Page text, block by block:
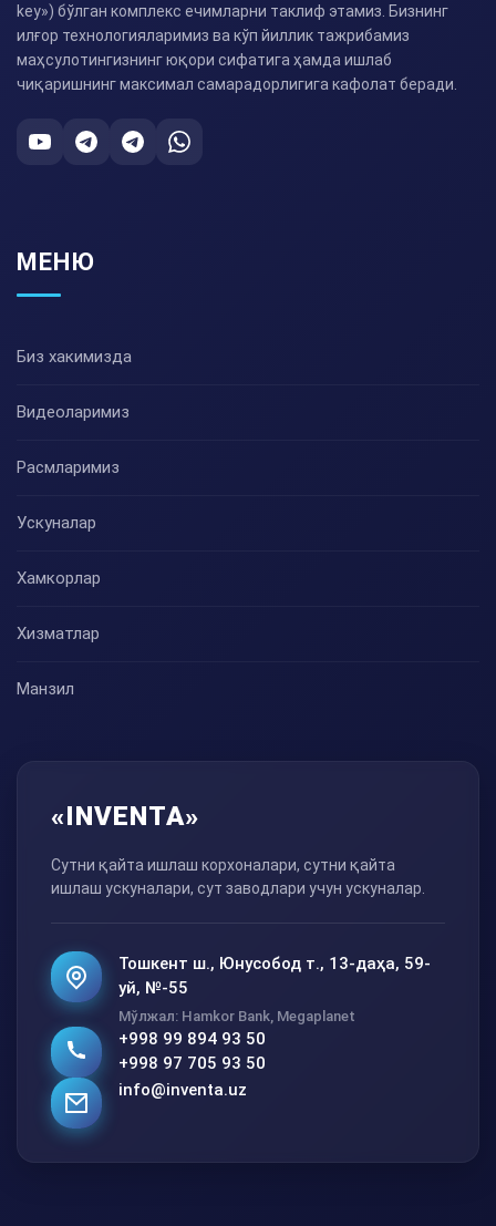
key») бўлган комплекс ечимларни таклиф этамиз. Бизнинг
илғор технологияларимиз ва кўп йиллик тажрибамиз
маҳсулотингизнинг юқори сифатига ҳамда ишлаб
чиқаришнинг максимал самарадорлигига кафолат беради.
МЕНЮ
Биз хакимизда
Видеоларимиз
Расмларимиз
Ускуналар
Хамкорлар
Хизматлар
Манзил
«INVENTA»
Сутни қайта ишлаш корхоналари, сутни қайта
ишлаш ускуналари, сут заводлари учун ускуналар.
Тошкент ш., Юнусобод т., 13-даҳа, 59-
уй, №-55
Мўлжал: Hamkor Bank, Megaplanet
+998 99 894 93 50
+998 97 705 93 50
info@inventa.uz